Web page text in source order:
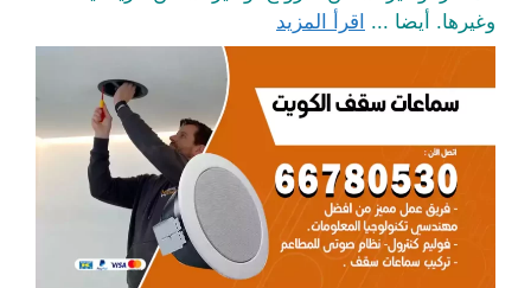
وغيرها. أيضا ... اقرأ المزيد